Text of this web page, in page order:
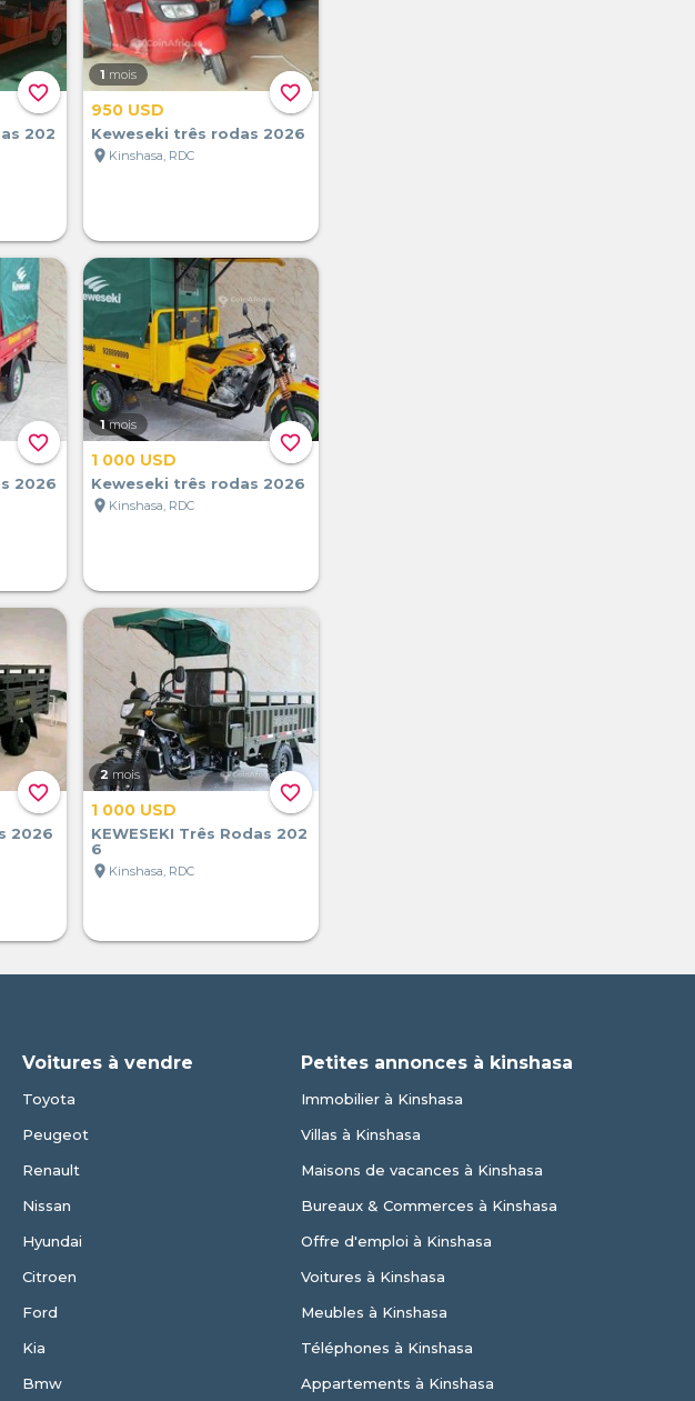
favorite_border
202
favorite_border
1 mois
950 USD
Keweseki três rodas 2026
location_on Kinshasa, RDC
favorite_border
2026
favorite_border
1 mois
1 000 USD
Keweseki três rodas 2026
location_on Kinshasa, RDC
favorite_border
2026
favorite_border
2 mois
1 000 USD
KEWESEKI Três Rodas 202
6
location_on Kinshasa, RDC
Voitures à vendre
Toyota
Peugeot
Renault
Nissan
Hyundai
Citroen
Ford
Kia
Bmw
Petites annonces à kinshasa
Immobilier à Kinshasa
Villas à Kinshasa
Maisons de vacances à Kinshasa
Bureaux & Commerces à Kinshasa
Offre d'emploi à Kinshasa
Voitures à Kinshasa
Meubles à Kinshasa
Téléphones à Kinshasa
Appartements à Kinshasa